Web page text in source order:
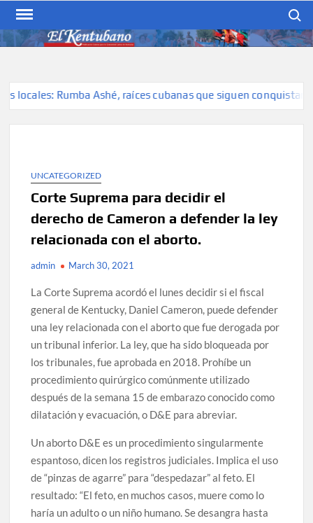
Skip
content
hispana de Kentucky
Rumba Ashé, raíces cubanas que siguen conquistando
UNCATEGORIZED
Corte Suprema para decidir el
derecho de Cameron a defender la ley
relacionada con el aborto.
admin March 30, 2021
La Corte Suprema acordó el lunes decidir si el fiscal
general de Kentucky, Daniel Cameron, puede defender
una ley relacionada con el aborto que fue derogada por
un tribunal inferior. La ley, que ha sido bloqueada por
los tribunales, fue aprobada en 2018. Prohíbe un
procedimiento quirúrgico comúnmente utilizado
después de la semana 15 de embarazo conocido como
dilatación y evacuación, o D&E para abreviar.
Un aborto D&E es un procedimiento singularmente
espantoso, dicen los registros judiciales. Implica el uso
de “pinzas de agarre” para “despedazar” al feto. El
resultado: “El feto, en muchos casos, muere como lo
haría un adulto o un niño humano. Se desangra hasta